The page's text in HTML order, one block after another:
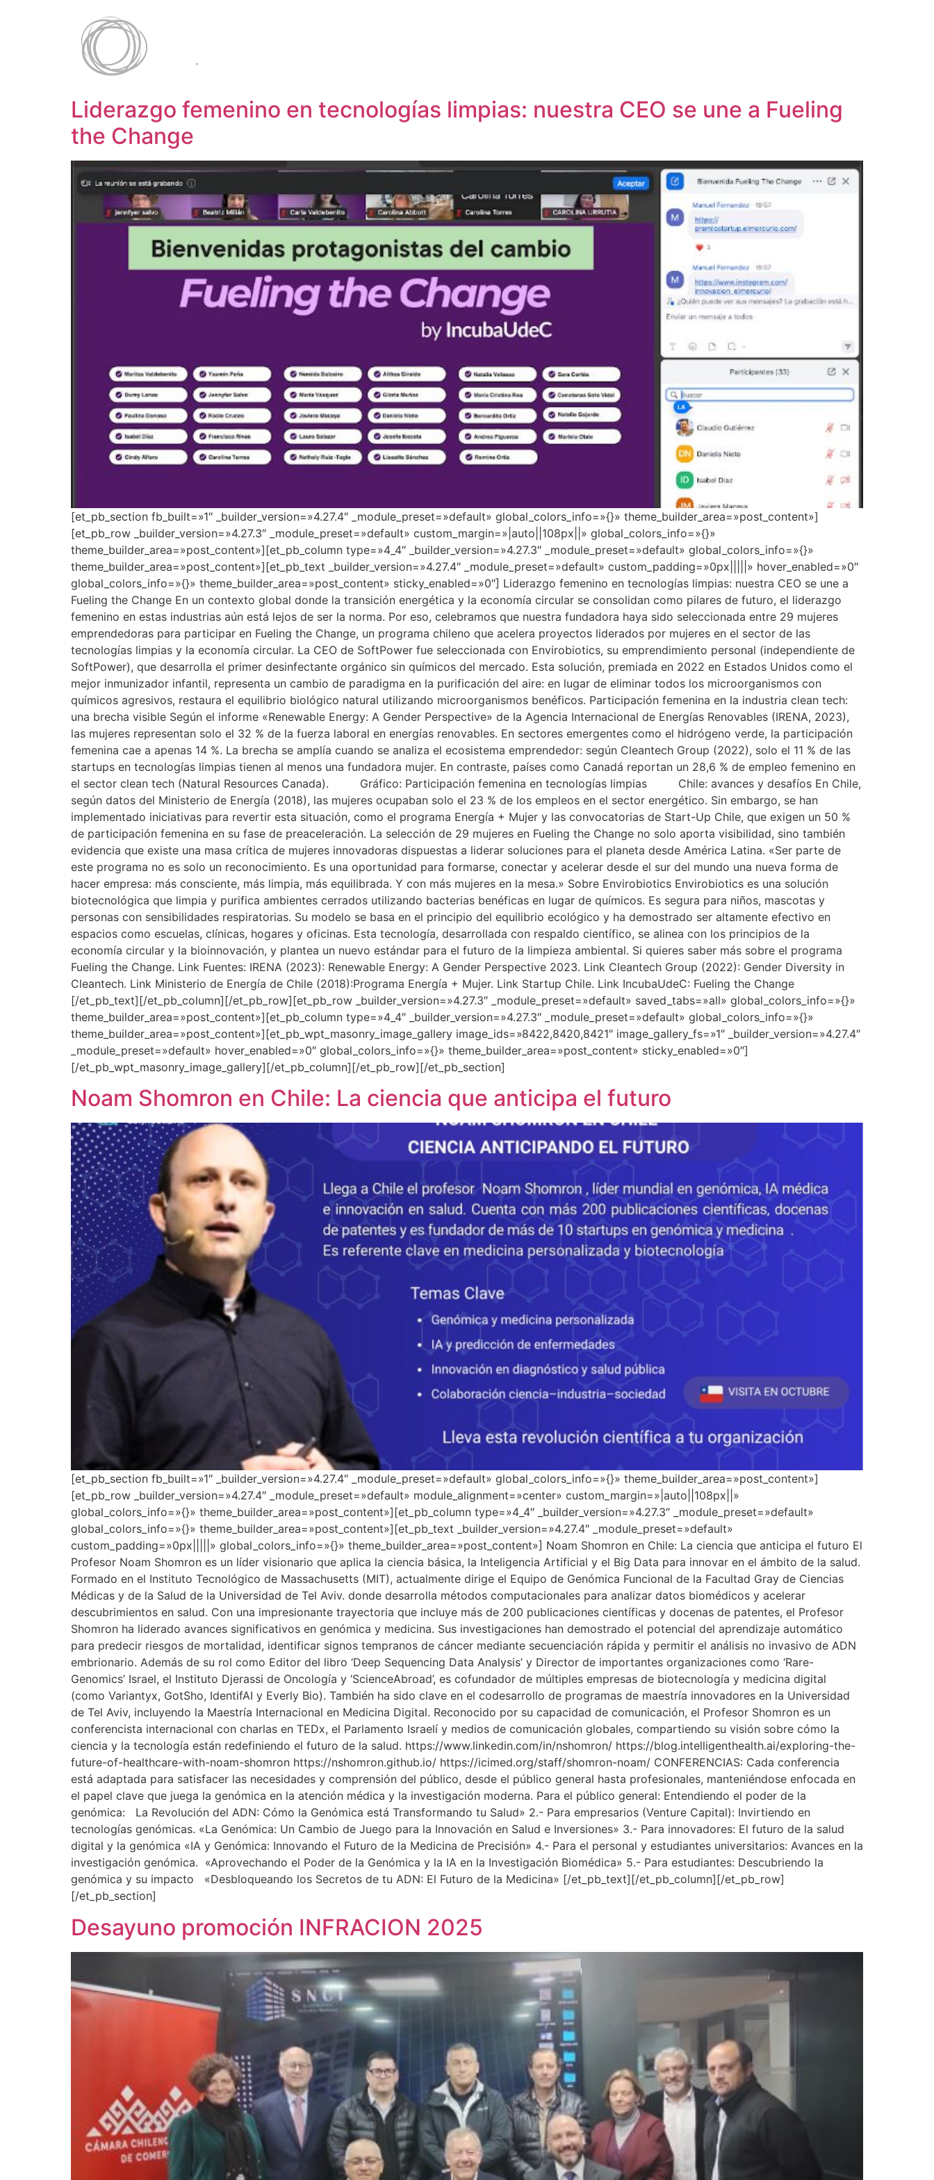
Liderazgo femenino en tecnologías limpias: nuestra CEO se une a Fueling
the Change
[et_pb_section fb_built=»1″ _builder_version=»4.27.4″ _module_preset=»default» global_colors_info=»{}» theme_builder_area=»post_content»]
[et_pb_row _builder_version=»4.27.3″ _module_preset=»default» custom_margin=»|auto||108px||» global_colors_info=»{}»
theme_builder_area=»post_content»][et_pb_column type=»4_4″ _builder_version=»4.27.3″ _module_preset=»default» global_colors_info=»{}»
theme_builder_area=»post_content»][et_pb_text _builder_version=»4.27.4″ _module_preset=»default» custom_padding=»0px|||||» hover_enabled=»0″
global_colors_info=»{}» theme_builder_area=»post_content» sticky_enabled=»0″] Liderazgo femenino en tecnologías limpias: nuestra CEO se une a
Fueling the Change En un contexto global donde la transición energética y la economía circular se consolidan como pilares de futuro, el liderazgo
femenino en estas industrias aún está lejos de ser la norma. Por eso, celebramos que nuestra fundadora haya sido seleccionada entre 29 mujeres
emprendedoras para participar en Fueling the Change, un programa chileno que acelera proyectos liderados por mujeres en el sector de las
tecnologías limpias y la economía circular. La CEO de SoftPower fue seleccionada con Envirobiotics, su emprendimiento personal (independiente de
SoftPower), que desarrolla el primer desinfectante orgánico sin químicos del mercado. Esta solución, premiada en 2022 en Estados Unidos como el
mejor inmunizador infantil, representa un cambio de paradigma en la purificación del aire: en lugar de eliminar todos los microorganismos con
químicos agresivos, restaura el equilibrio biológico natural utilizando microorganismos benéficos. Participación femenina en la industria clean tech:
una brecha visible Según el informe «Renewable Energy: A Gender Perspective» de la Agencia Internacional de Energías Renovables (IRENA, 2023),
las mujeres representan solo el 32 % de la fuerza laboral en energías renovables. En sectores emergentes como el hidrógeno verde, la participación
femenina cae a apenas 14 %. La brecha se amplía cuando se analiza el ecosistema emprendedor: según Cleantech Group (2022), solo el 11 % de las
startups en tecnologías limpias tienen al menos una fundadora mujer. En contraste, países como Canadá reportan un 28,6 % de empleo femenino en
el sector clean tech (Natural Resources Canada). Gráfico: Participación femenina en tecnologías limpias Chile: avances y desafíos En Chile,
según datos del Ministerio de Energía (2018), las mujeres ocupaban solo el 23 % de los empleos en el sector energético. Sin embargo, se han
implementado iniciativas para revertir esta situación, como el programa Energía + Mujer y las convocatorias de Start-Up Chile, que exigen un 50 %
de participación femenina en su fase de preaceleración. La selección de 29 mujeres en Fueling the Change no solo aporta visibilidad, sino también
evidencia que existe una masa crítica de mujeres innovadoras dispuestas a liderar soluciones para el planeta desde América Latina. «Ser parte de
este programa no es solo un reconocimiento. Es una oportunidad para formarse, conectar y acelerar desde el sur del mundo una nueva forma de
hacer empresa: más consciente, más limpia, más equilibrada. Y con más mujeres en la mesa.» Sobre Envirobiotics Envirobiotics es una solución
biotecnológica que limpia y purifica ambientes cerrados utilizando bacterias benéficas en lugar de químicos. Es segura para niños, mascotas y
personas con sensibilidades respiratorias. Su modelo se basa en el principio del equilibrio ecológico y ha demostrado ser altamente efectivo en
espacios como escuelas, clínicas, hogares y oficinas. Esta tecnología, desarrollada con respaldo científico, se alinea con los principios de la
economía circular y la bioinnovación, y plantea un nuevo estándar para el futuro de la limpieza ambiental. Si quieres saber más sobre el programa
Fueling the Change. Link Fuentes: IRENA (2023): Renewable Energy: A Gender Perspective 2023. Link Cleantech Group (2022): Gender Diversity in
Cleantech. Link Ministerio de Energía de Chile (2018):Programa Energía + Mujer. Link Startup Chile. Link IncubaUdeC: Fueling the Change
[/et_pb_text][/et_pb_column][/et_pb_row][et_pb_row _builder_version=»4.27.3″ _module_preset=»default» saved_tabs=»all» global_colors_info=»{}»
theme_builder_area=»post_content»][et_pb_column type=»4_4″ _builder_version=»4.27.3″ _module_preset=»default» global_colors_info=»{}»
theme_builder_area=»post_content»][et_pb_wpt_masonry_image_gallery image_ids=»8422,8420,8421″ image_gallery_fs=»1″ _builder_version=»4.27.4″
_module_preset=»default» hover_enabled=»0″ global_colors_info=»{}» theme_builder_area=»post_content» sticky_enabled=»0″]
[/et_pb_wpt_masonry_image_gallery][/et_pb_column][/et_pb_row][/et_pb_section]
Noam Shomron en Chile: La ciencia que anticipa el futuro
[et_pb_section fb_built=»1″ _builder_version=»4.27.4″ _module_preset=»default» global_colors_info=»{}» theme_builder_area=»post_content»]
[et_pb_row _builder_version=»4.27.4″ _module_preset=»default» module_alignment=»center» custom_margin=»|auto||108px||»
global_colors_info=»{}» theme_builder_area=»post_content»][et_pb_column type=»4_4″ _builder_version=»4.27.3″ _module_preset=»default»
global_colors_info=»{}» theme_builder_area=»post_content»][et_pb_text _builder_version=»4.27.4″ _module_preset=»default»
custom_padding=»0px|||||» global_colors_info=»{}» theme_builder_area=»post_content»] Noam Shomron en Chile: La ciencia que anticipa el futuro El
Profesor Noam Shomron es un líder visionario que aplica la ciencia básica, la Inteligencia Artificial y el Big Data para innovar en el ámbito de la salud.
Formado en el Instituto Tecnológico de Massachusetts (MIT), actualmente dirige el Equipo de Genómica Funcional de la Facultad Gray de Ciencias
Médicas y de la Salud de la Universidad de Tel Aviv. donde desarrolla métodos computacionales para analizar datos biomédicos y acelerar
descubrimientos en salud. Con una impresionante trayectoria que incluye más de 200 publicaciones científicas y docenas de patentes, el Profesor
Shomron ha liderado avances significativos en genómica y medicina. Sus investigaciones han demostrado el potencial del aprendizaje automático
para predecir riesgos de mortalidad, identificar signos tempranos de cáncer mediante secuenciación rápida y permitir el análisis no invasivo de ADN
embrionario. Además de su rol como Editor del libro ‘Deep Sequencing Data Analysis’ y Director de importantes organizaciones como ‘Rare-
Genomics’ Israel, el Instituto Djerassi de Oncología y ‘ScienceAbroad’, es cofundador de múltiples empresas de biotecnología y medicina digital
(como Variantyx, GotSho, IdentifAI y Everly Bio). También ha sido clave en el codesarrollo de programas de maestría innovadores en la Universidad
de Tel Aviv, incluyendo la Maestría Internacional en Medicina Digital. Reconocido por su capacidad de comunicación, el Profesor Shomron es un
conferencista internacional con charlas en TEDx, el Parlamento Israelí y medios de comunicación globales, compartiendo su visión sobre cómo la
ciencia y la tecnología están redefiniendo el futuro de la salud. https://www.linkedin.com/in/nshomron/ https://blog.intelligenthealth.ai/exploring-the-
future-of-healthcare-with-noam-shomron https://nshomron.github.io/ https://icimed.org/staff/shomron-noam/ CONFERENCIAS: Cada conferencia
está adaptada para satisfacer las necesidades y comprensión del público, desde el público general hasta profesionales, manteniéndose enfocada en
el papel clave que juega la genómica en la atención médica y la investigación moderna. Para el público general: Entendiendo el poder de la
genómica: La Revolución del ADN: Cómo la Genómica está Transformando tu Salud» 2.- Para empresarios (Venture Capital): Invirtiendo en
tecnologías genómicas. «La Genómica: Un Cambio de Juego para la Innovación en Salud e Inversiones» 3.- Para innovadores: El futuro de la salud
digital y la genómica «IA y Genómica: Innovando el Futuro de la Medicina de Precisión» 4.- Para el personal y estudiantes universitarios: Avances en la
investigación genómica. «Aprovechando el Poder de la Genómica y la IA en la Investigación Biomédica» 5.- Para estudiantes: Descubriendo la
genómica y su impacto «Desbloqueando los Secretos de tu ADN: El Futuro de la Medicina» [/et_pb_text][/et_pb_column][/et_pb_row]
[/et_pb_section]
Desayuno promoción INFRACION 2025